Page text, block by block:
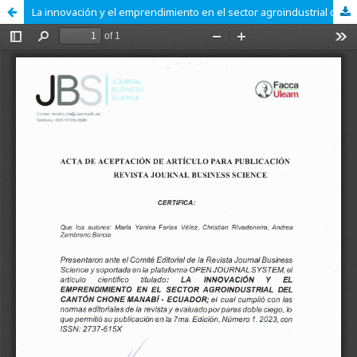
La innovación y el emprendimiento en el sector agroindustrial del cantón Chone Manabí - Ecuador